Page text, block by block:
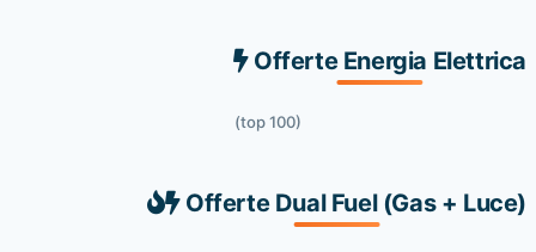
Offerte Energia Elettrica
(top 100)
Offerte Dual Fuel (Gas + Luce)